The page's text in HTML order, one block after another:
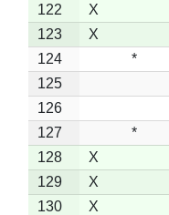
122
X
123
X
124
*
125
126
127
*
128
X
129
X
130
X